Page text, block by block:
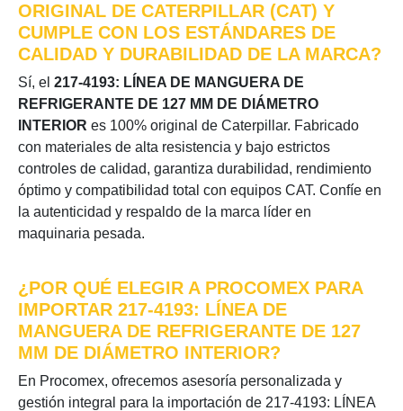
ORIGINAL DE CATERPILLAR (CAT) Y
CUMPLE CON LOS ESTÁNDARES DE
CALIDAD Y DURABILIDAD DE LA MARCA?
Sí, el 217-4193: LÍNEA DE MANGUERA DE
REFRIGERANTE DE 127 MM DE DIÁMETRO
INTERIOR es 100% original de Caterpillar. Fabricado
con materiales de alta resistencia y bajo estrictos
controles de calidad, garantiza durabilidad, rendimiento
óptimo y compatibilidad total con equipos CAT. Confíe en
la autenticidad y respaldo de la marca líder en
maquinaria pesada.
¿POR QUÉ ELEGIR A PROCOMEX PARA
IMPORTAR 217-4193: LÍNEA DE
MANGUERA DE REFRIGERANTE DE 127
MM DE DIÁMETRO INTERIOR?
En Procomex, ofrecemos asesoría personalizada y
gestión integral para la importación de 217-4193: LÍNEA